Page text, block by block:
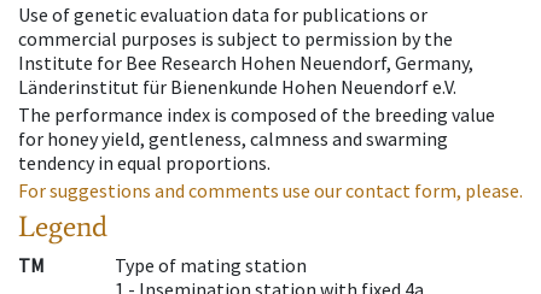
Use of genetic evaluation data for publications or
commercial purposes is subject to permission by the
Institute for Bee Research Hohen Neuendorf, Germany,
Länderinstitut für Bienenkunde Hohen Neuendorf e.V.
The performance index is composed of the breeding value
for honey yield, gentleness, calmness and swarming
tendency in equal proportions.
For suggestions and comments use our contact form, please.
Legend
TM
Type of mating station
1 - Insemination station with fixed 4a